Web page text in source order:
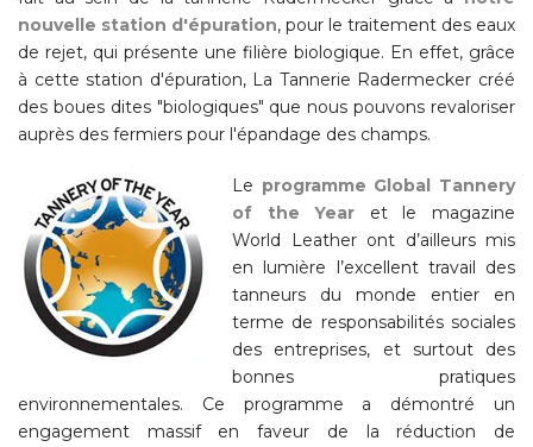
nouvelle station d'épuration, pour le traitement des eaux
de rejet, qui présente une filière biologique. En effet, grâce
à cette station d'épuration, La Tannerie Radermecker créé
des boues dites "biologiques" que nous pouvons revaloriser
auprès des fermiers pour l'épandage des champs.
Le programme Global Tannery
of the Year et le magazine
World Leather ont d’ailleurs mis
en lumière l’excellent travail des
tanneurs du monde entier en
terme de responsabilités sociales
des entreprises, et surtout des
bonnes pratiques
environnementales. Ce programme a démontré un
engagement massif en faveur de la réduction de